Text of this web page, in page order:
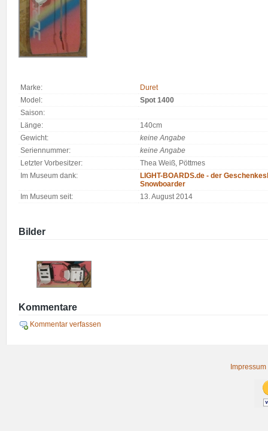
Marke:
Duret
Model:
Spot 1400
Saison:
Länge:
140cm
Gewicht:
keine Angabe
Seriennummer:
keine Angabe
Letzter Vorbesitzer:
Thea Weiß, Pöttmes
Im Museum dank:
LIGHT-BOARDS.de - der
Snowboarder
Im Museum seit:
13. August 2014
Bilder
Kommentare
Kommentar verfassen
Impressum